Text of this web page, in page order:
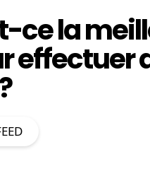
ce la
effectuer